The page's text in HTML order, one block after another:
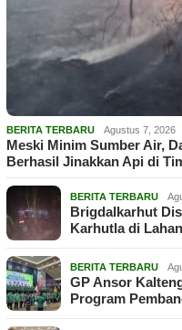
BERITA TERBARU Agustus 7, 2026
Meski Minim Sumber Air,
Berhasil Jinakkan Api di
BERITA TERBARU
Brigdalkarhut
Karhutla di
BERITA TERBARU
GP Ansor
Program